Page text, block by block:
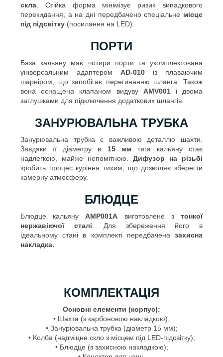
скла. Стійка форма мінімізує ризик випадкового
перекидання, а на дні передбачено спеціальне місце
під підсвітку(посилання на LED).
ПОРТИ
База кальяну має чотири порти та укомплектована
універсальним адаптером AD-010 із плаваючим
шарніром, що запобігає перегинанню шланга. Також
вона оснащена клапаном видуву AMV001і двома
заглушками для підключення додаткових шлангів.
ЗАНУРЮВАЛЬНА ТРУБКА
Занурювальна трубка є важливою деталлю шахти.
Завдяки її діаметру в 15 ммтяга кальяну стає
надлегкою, майже непомітною.Дифузор на різьбі
зробить процес куріння тихим, що дозволяє зберегти
камерну атмосферу.
БЛЮДЦЕ
Блюдце кальянуAMP001A виготовлене зтонкої
нержавіючої сталі . Для збереження його в
ідеальному стані в комплекті передбаченазахисна
накладка.
КОМПЛЕКТАЦІЯ
Основні елементи (корпус):
• Шахта (з карбоновою накладкою);
• Занурювальна трубка (діаметр 15 мм);
• Колба (надміцне скло з місцем під LED-підсвітку);
• Блюдце (з захисною накладкою);